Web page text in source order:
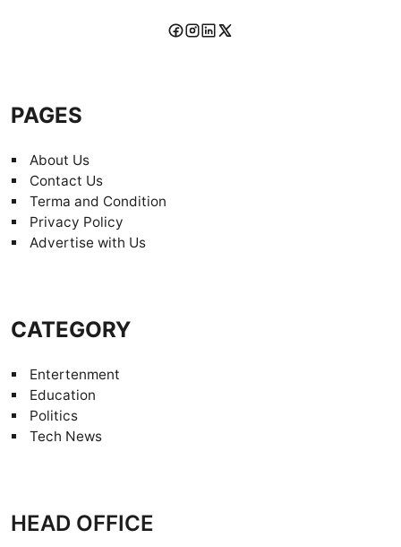
PAGES
About Us
Contact Us
Terma and Condition
Privacy Policy
Advertise with Us
CATEGORY
Entertenment
Education
Politics
Tech News
HEAD OFFICE